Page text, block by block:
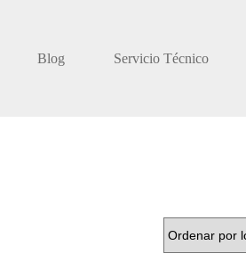
Blog Servicio Técnico